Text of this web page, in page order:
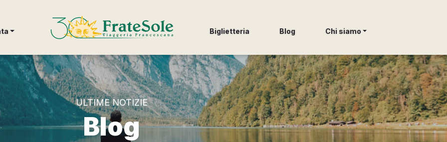
FrateSole Viaggeria Francescana
Biglietteria Blog Chi siamo
ULTIME NOTIZIE
Blog